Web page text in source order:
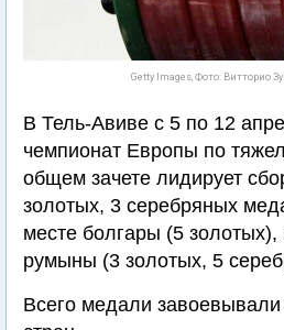
Getty Images, Фото: Витторио
В Тель-Авиве с 5 по 12
чемпионат Европы по
общем зачете лидирует
золотых, 3 серебряных
месте болгары (5 золотых),
румыны (3 золотых, 5
Всего медали